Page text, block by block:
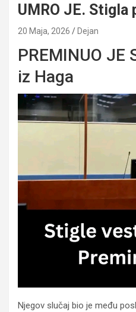
UMRO JE. Stigla
20 Maja, 2026 Dejan
PREMINUO JE
iz Haga
Njegov slučaj bio je među